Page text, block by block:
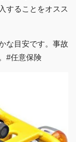
することをオスス
な目安です。事故
#任意保険